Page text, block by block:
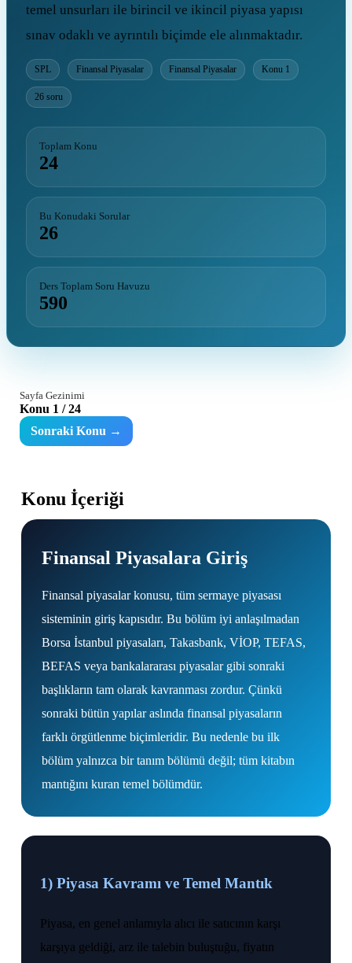
temel unsurları ile birincil ve ikincil piyasa yapısı
sınav odaklı ve ayrıntılı biçimde ele alınmaktadır.
SPL Finansal Piyasalar Finansal Piyasalar Konu 1
26 soru
Toplam Konu
24
Bu Konudaki Sorular
26
Ders Toplam Soru Havuzu
590
Sayfa Gezinimi
Konu 1 / 24
Sonraki Konu →
Konu İçeriği
Finansal Piyasalara Giriş
Finansal piyasalar konusu, tüm sermaye piyasası
sisteminin giriş kapısıdır. Bu bölüm iyi anlaşılmadan
Borsa İstanbul piyasaları, Takasbank, VİOP, TEFAS,
BEFAS veya bankalararası piyasalar gibi sonraki
başlıkların tam olarak kavranması zordur. Çünkü
sonraki bütün yapılar aslında finansal piyasaların
farklı örgütlenme biçimleridir. Bu nedenle bu ilk
bölüm yalnızca bir tanım bölümü değil; tüm kitabın
mantığını kuran temel bölümdür.
1) Piyasa Kavramı ve Temel Mantık
Piyasa, en genel anlamıyla alıcı ile satıcının karşı
karşıya geldiği, arz ile talebin buluştuğu, fiyatın